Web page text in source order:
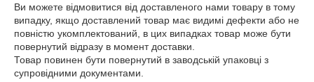
Ви можете відмовитися від доставленого нами товару в тому
випадку, якщо доставлений товар має видимі дефекти або не
повністю укомплектований, в цих випадках товар може бути
повернутий відразу в момент доставки.
Товар повинен бути повернутий в заводській упаковці з
супровідними документами.